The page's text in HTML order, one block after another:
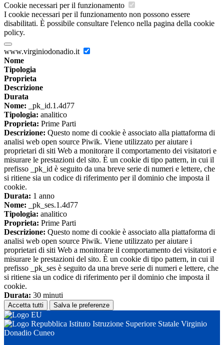
Cookie necessari per il funzionamento
I cookie necessari per il funzionamento non possono essere
disabilitati. È possibile consultare l'elenco nella pagina della cookie
policy.
www.virginiodonadio.it
Nome
Tipologia
Proprieta
Descrizione
Durata
Nome: _pk_id.1.4d77
Tipologia: analitico
Proprieta: Prime Parti
Descrizione: Questo nome di cookie è associato alla piattaforma di
analisi web open source Piwik. Viene utilizzato per aiutare i
proprietari di siti Web a monitorare il comportamento dei visitatori e
misurare le prestazioni del sito. È un cookie di tipo pattern, in cui il
prefisso _pk_id è seguito da una breve serie di numeri e lettere, che
si ritiene sia un codice di riferimento per il dominio che imposta il
cookie.
Durata: 1 anno
Nome: _pk_ses.1.4d77
Tipologia: analitico
Proprieta: Prime Parti
Descrizione: Questo nome di cookie è associato alla piattaforma di
analisi web open source Piwik. Viene utilizzato per aiutare i
proprietari di siti Web a monitorare il comportamento dei visitatori e
misurare le prestazioni del sito. È un cookie di tipo pattern, in cui il
prefisso _pk_ses è seguito da una breve serie di numeri e lettere, che
si ritiene sia un codice di riferimento per il dominio che imposta il
cookie.
Durata: 30 minuti
Accetta tutti Salva le preferenze
Istituto Istruzione Superiore Statale Virginio
Donadio Cuneo